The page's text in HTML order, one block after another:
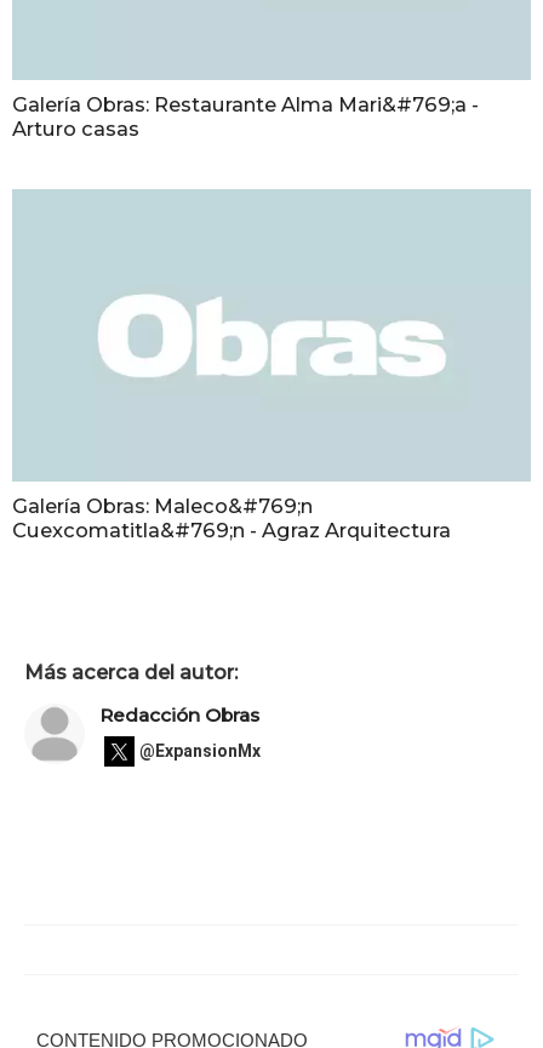
Galería Obras: Restaurante Alma Mari&#769;a -
Arturo casas
Galería Obras: Maleco&#769;n
Cuexcomatitla&#769;n - Agraz Arquitectura
Más acerca del autor:
Redacción Obras
@ExpansionMx